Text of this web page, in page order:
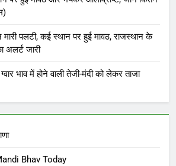
पलटी, कई स्थान पर हुई मावठ, राजस्थान के
अलर्ट जारी
भाव में होने वाली तेजी-मंदी को लेकर ताजा
Bhav Today